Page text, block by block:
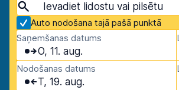
Auto nodošana tajā pašā punktā
Saņemšanas datums
O, 11. aug.
Nodošanas datums
T, 19. aug.